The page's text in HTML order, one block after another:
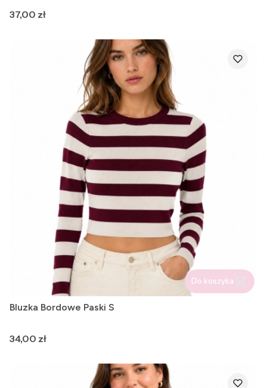
Cena
37,00 zł
Do koszyka
Bluzka Bordowe Paski S
Cena
34,00 zł